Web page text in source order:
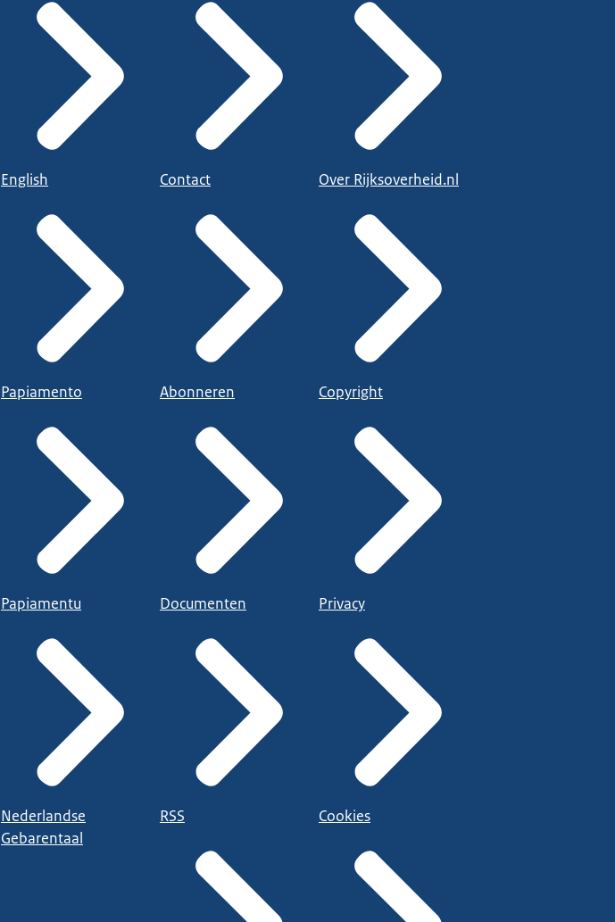
English
Papiamento
Papiamentu
Nederlandse
Gebarentaal
Contact
Abonneren
Documenten
RSS
Over Rijksoverheid.nl
Copyright
Privacy
Cookies